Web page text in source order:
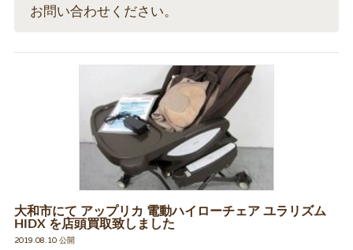
お問い合わせください。
大和市にて アップリカ 電動ハイローチェア ユラリズム
HIDX を店頭買取致しました
2019.08.10 公開